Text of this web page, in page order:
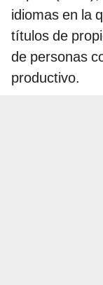
idiomas en la
títulos de
de personas
productivo.